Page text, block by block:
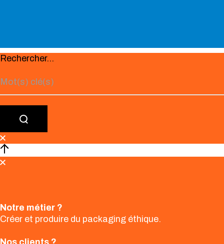
Rechercher...
Notre métier ?
Créer et produire du packaging éthique.
Nos clients ?